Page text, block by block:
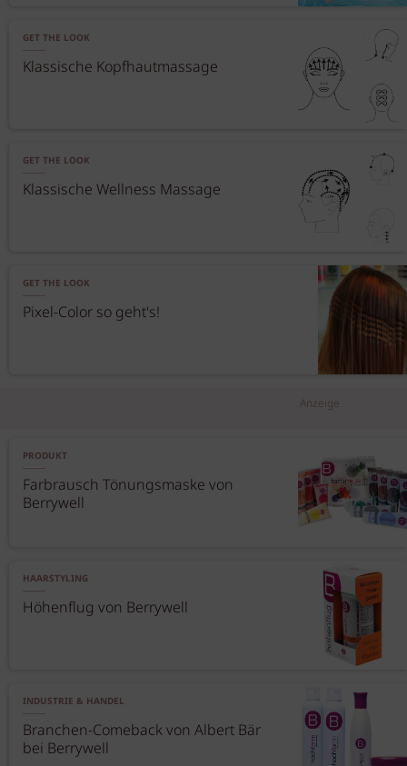
GET THE LOOK
Klassische Kopfhautmassage
GET THE LOOK
Klassische Wellness Massage
GET THE LOOK
Pixel-Color so geht's!
Anzeige
PRODUKT
Farbrausch Tönungsmaske von
Berrywell
HAARSTYLING
Höhenflug von Berrywell
INDUSTRIE & HANDEL
Branchen-Comeback von Albert Bär
bei Berrywell